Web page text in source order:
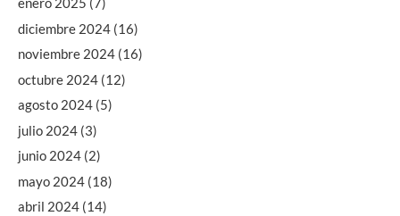
diciembre 2024 (16)
noviembre 2024 (16)
octubre 2024 (12)
agosto 2024 (5)
julio 2024 (3)
junio 2024 (2)
mayo 2024 (18)
abril 2024 (14)